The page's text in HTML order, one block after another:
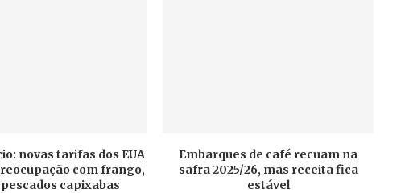
novas tarifas dos EUA
com frango,
pescados capixabas
Embarques de café recuam na
safra 2025/26, mas receita fica
estável